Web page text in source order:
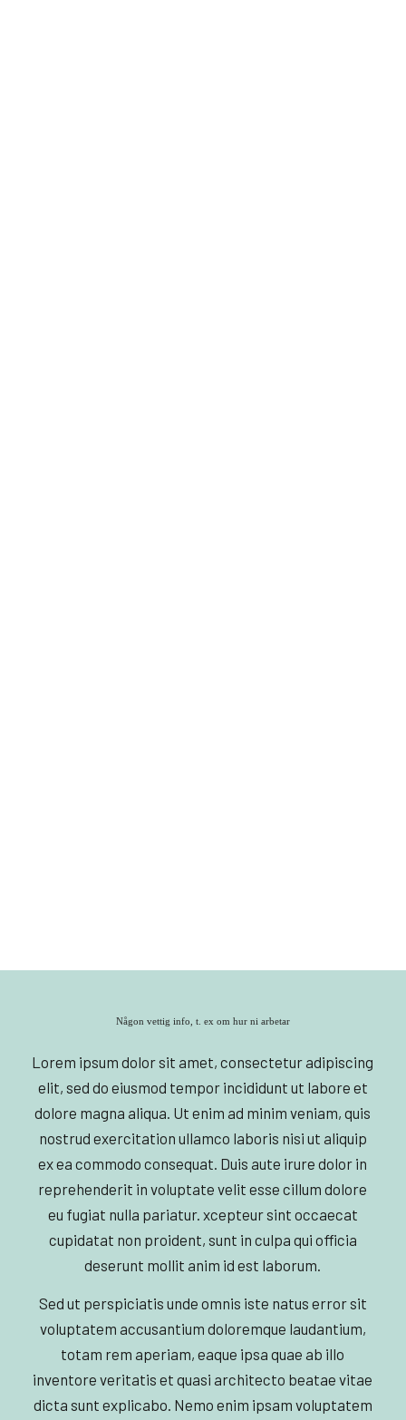
Någon vettig info, t. ex om hur ni arbetar
Lorem ipsum dolor sit amet, consectetur adipiscing
elit, sed do eiusmod tempor incididunt ut labore et
dolore magna aliqua. Ut enim ad minim veniam, quis
nostrud exercitation ullamco laboris nisi ut aliquip
ex ea commodo consequat. Duis aute irure dolor in
reprehenderit in voluptate velit esse cillum dolore
eu fugiat nulla pariatur. xcepteur sint occaecat
cupidatat non proident, sunt in culpa qui officia
deserunt mollit anim id est laborum.
Sed ut perspiciatis unde omnis iste natus error sit
voluptatem accusantium doloremque laudantium,
totam rem aperiam, eaque ipsa quae ab illo
inventore veritatis et quasi architecto beatae vitae
dicta sunt explicabo. Nemo enim ipsam voluptatem